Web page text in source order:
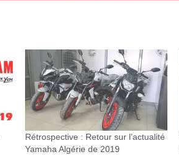
Rétrospective : Retour sur l’actualité
Yamaha Algérie de 2019